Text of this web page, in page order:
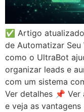
✅ Artigo
de Automatizar Seu
como o UltraBot
organizar leads e
com um sistema
Ver detalhes 📌 Ver
e veja as